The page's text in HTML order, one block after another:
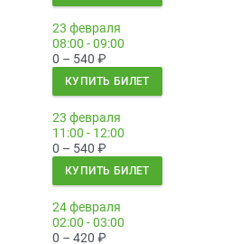
23 февраля
08:00 - 09:00
0 – 540 ₽
КУПИТЬ БИЛЕТ
23 февраля
11:00 - 12:00
0 – 540 ₽
КУПИТЬ БИЛЕТ
24 февраля
02:00 - 03:00
0 – 420 ₽